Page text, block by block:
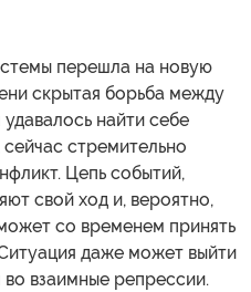
перешла на новую
скрытая борьба между
найти себе
стремительно
Цепь событий,
свой ход и, вероятно,
со временем принять
даже может выйти
во взаимные репрессии.